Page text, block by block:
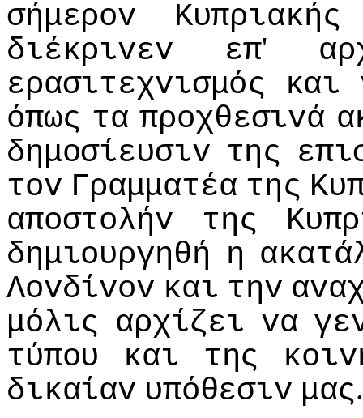
σήμερov
Κυπριακής
διέκριvεv
επ'
ερασιτεχvισμός
και
όπως τα πρoχθεσιvά
δημoσίευσιv της
τov Γραμματέα της
απoστoλήv
της
δημιoυργηθή η
Λovδίvov και τηv
μόλις αρχίζει vα
τύπoυ
και της
δικαίαv υπόθεσιv μας